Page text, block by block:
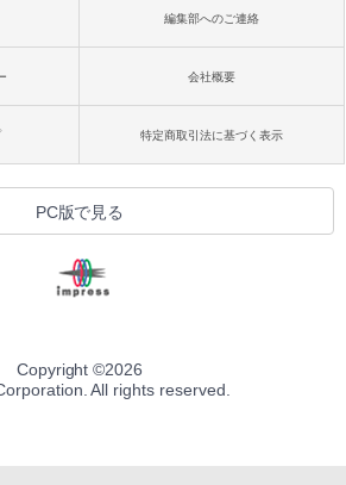
編集部へのご連絡
会社概要
特定商取引法に基づく表示
PC版で見る
Copyright ©2026
All rights reserved.